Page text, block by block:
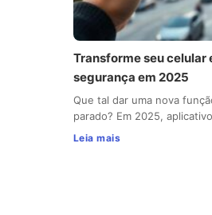
Transforme seu celular
segurança em 2025
Que tal dar uma nova
parado? Em 2025,
Leia mais